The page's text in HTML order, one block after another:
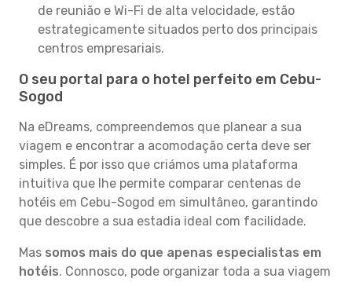
de reunião e Wi-Fi de alta velocidade, estão
estrategicamente situados perto dos principais
centros empresariais.
O seu portal para o hotel perfeito em Cebu-
Sogod
Na eDreams, compreendemos que planear a sua
viagem e encontrar a acomodação certa deve ser
simples. É por isso que criámos uma plataforma
intuitiva que lhe permite comparar centenas de
hotéis em Cebu-Sogod em simultâneo, garantindo
que descobre a sua estadia ideal com facilidade.
Mas somos mais do que apenas especialistas em
hotéis. Connosco, pode organizar toda a sua viagem